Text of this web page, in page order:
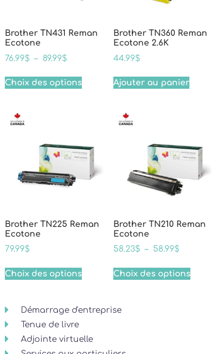
Brother TN431 Reman
Ecotone
76.99$ – 89.99$
Choix des options
Brother TN360 Reman
Ecotone 2.6K
44.99$
Ajouter au panier
Brother TN225 Reman
Ecotone
79.99$
Choix des options
Brother TN210 Reman
Ecotone
58.23$ – 58.99$
Choix des options
Démarrage d'entreprise
Tenue de livre
Adjointe virtuelle